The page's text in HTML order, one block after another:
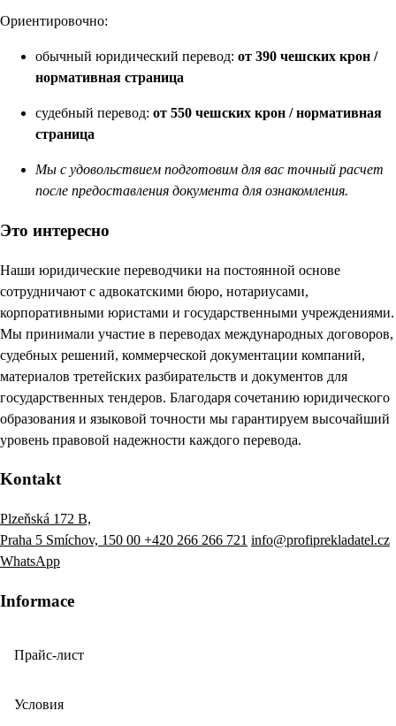
Ориентировочно:
обычный юридический перевод: от 390 чешских крон /
нормативная страница
судебный перевод: от 550 чешских крон / нормативная
страница
Мы с удовольствием подготовим для вас точный расчет
после предоставления документа для ознакомления.
Это интересно
Наши юридические переводчики на постоянной основе
сотрудничают с адвокатскими бюро, нотариусами,
корпоративными юристами и государственными учреждениями.
Мы принимали участие в переводах международных договоров,
судебных решений, коммерческой документации компаний,
материалов третейских разбирательств и документов для
государственных тендеров. Благодаря сочетанию юридического
образования и языковой точности мы гарантируем высочайший
уровень правовой надежности каждого перевода.
Kontakt
Plzeňská 172 B,
Praha 5 Smíchov, 150 00 +420 266 266 721 info@profiprekladatel.cz
WhatsApp
Informace
Прайс-лист
Условия